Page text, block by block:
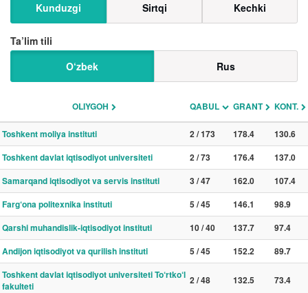
Kunduzgi
Sirtqi Kechki
Ta’lim tili
O‘zbek
Rus
OLIYGOH QABUL GRANT KONT.
Toshkent moliya instituti 2 / 173 178.4
130.6
Toshkent davlat iqtisodiyot universiteti
2 / 73 176.4
137.0
Samarqand iqtisodiyot va servis instituti
3 / 47 162.0
107.4
Farg‘ona politexnika instituti
5 / 45 146.1
98.9
Qarshi muhandislik-iqtisodiyot instituti
10 / 40 137.7
97.4
Andijon iqtisodiyot va qurilish instituti
5 / 45 152.2
89.7
Toshkent davlat iqtisodiyot universiteti To‘rtko‘l
fakulteti
2 / 48 132.5 73.4